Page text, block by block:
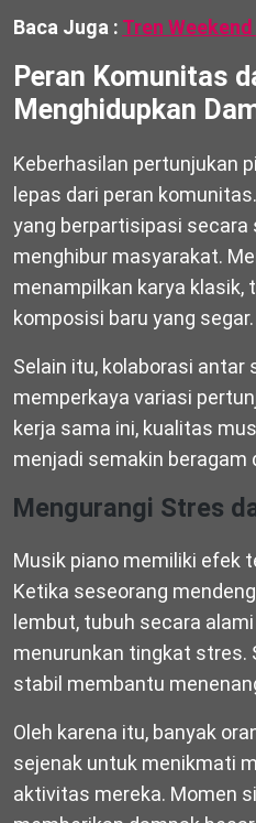
Baca Juga : Tren
Peran Komunitas
Menghidupkan
Keberhasilan pertunjukan
lepas dari peran
yang berpartisipasi secara
menghibur masyarakat.
menampilkan karya
komposisi baru yang segar.
Selain itu, kolaborasi antar
memperkaya variasi
kerja sama ini, kualitas
menjadi semakin beragam
Mengurangi Stres
Musik piano memiliki efek
Ketika seseorang
lembut, tubuh secara
menurunkan tingkat stres.
stabil membantu
Oleh karena itu, banyak
sejenak untuk menikmati
aktivitas mereka. Momen